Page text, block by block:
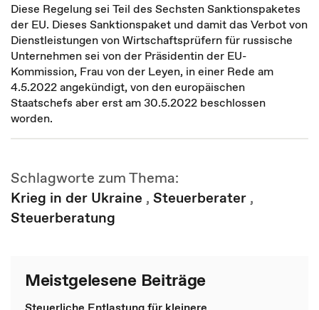
Diese Regelung sei Teil des Sechsten Sanktionspaketes
der EU. Dieses Sanktionspaket und damit das Verbot von
Dienstleistungen von Wirtschaftsprüfern für russische
Unternehmen sei von der Präsidentin der EU-
Kommission, Frau von der Leyen, in einer Rede am
4.5.2022 angekündigt, von den europäischen
Staatschefs aber erst am 30.5.2022 beschlossen
worden.
Schlagworte zum Thema:
Krieg in der Ukraine , Steuerberater ,
Steuerberatung
Meistgelesene Beiträge